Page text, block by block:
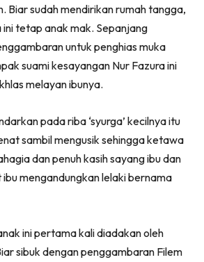
Biar sudah mendirikan rumah tangga,
ini tetap anak mak. Sepanjang
untuk penghias muka
suami kesayangan Nur Fazura ini
melayan ibunya.
pada riba ‘syurga’ kecilnya itu
sambil mengusik sehingga ketawa
dan penuh kasih sayang ibu dan
ibu mengandungkan lelaki bernama
ini pertama kali diadakan oleh
sibuk dengan penggambaran Filem